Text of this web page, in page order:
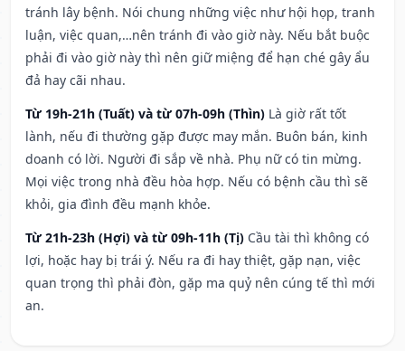
tránh lây bệnh. Nói chung những việc như hội họp, tranh
luận, việc quan,…nên tránh đi vào giờ này. Nếu bắt buộc
phải đi vào giờ này thì nên giữ miệng để hạn ché gây ẩu
đả hay cãi nhau.
Từ 19h-21h (Tuất) và từ 07h-09h (Thìn) Là giờ rất tốt
lành, nếu đi thường gặp được may mắn. Buôn bán, kinh
doanh có lời. Người đi sắp về nhà. Phụ nữ có tin mừng.
Mọi việc trong nhà đều hòa hợp. Nếu có bệnh cầu thì sẽ
khỏi, gia đình đều mạnh khỏe.
Từ 21h-23h (Hợi) và từ 09h-11h (Tị) Cầu tài thì không có
lợi, hoặc hay bị trái ý. Nếu ra đi hay thiệt, gặp nạn, việc
quan trọng thì phải đòn, gặp ma quỷ nên cúng tế thì mới
an.